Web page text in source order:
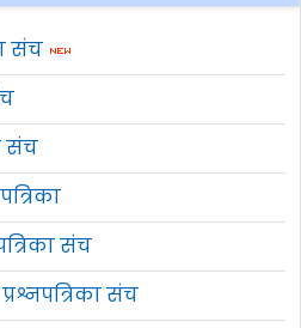
संच
संच
संच
संच